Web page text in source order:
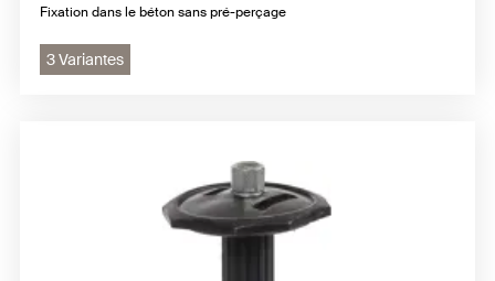
Fixation dans le béton sans pré-perçage
3 Variantes